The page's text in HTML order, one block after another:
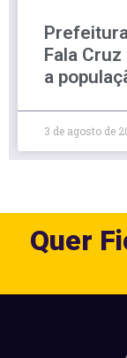
Fala
a
3 de agosto de
Quer